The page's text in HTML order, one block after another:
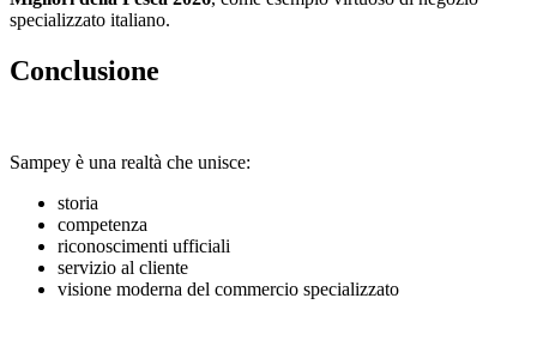
specializzato italiano.
Conclusione
Sampey è una realtà che unisce:
storia
competenza
riconoscimenti ufficiali
servizio al cliente
visione moderna del commercio specializzato